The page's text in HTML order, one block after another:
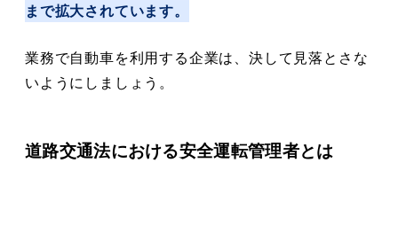
まで拡大されています。
業務で自動車を利用する企業は、決して見落とさな
いようにしましょう。
道路交通法における安全運転管理者とは